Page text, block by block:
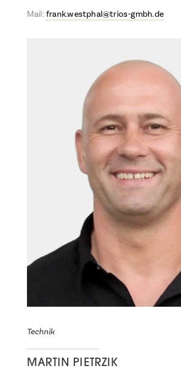
Mail:frank.westphal@trios-gmbh.de
Technik
MARTIN PIETRZIK